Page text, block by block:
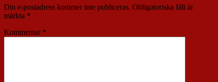
Din e-postadress kommer inte publiceras. Obligatoriska fält är
märkta *
Kommentar *